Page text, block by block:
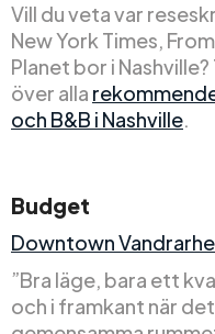
Vill du veta var
New York Times,
Planet bor i
över alla
och B&B i Nashville.
Budget
Downtown
”Bra läge, bara ett
och i framkant när